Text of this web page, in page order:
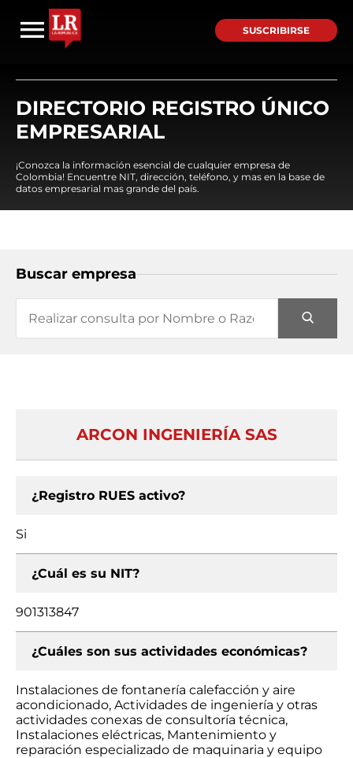
SUSCRIBIRSE
DIRECTORIO REGISTRO ÚNICO
EMPRESARIAL
¡Conozca la información esencial de cualquier empresa de
Colombia! Encuentre NIT, dirección, teléfono, y mas en la base de
datos empresarial mas grande del país.
Buscar empresa
ARCON INGENIERÍA SAS
¿Registro RUES activo?
Si
¿Cuál es su NIT?
901313847
¿Cuáles son sus actividades económicas?
Instalaciones de fontanería calefacción y aire
acondicionado, Actividades de ingeniería y otras
actividades conexas de consultoría técnica,
Instalaciones eléctricas, Mantenimiento y
reparación especializado de maquinaria y equipo